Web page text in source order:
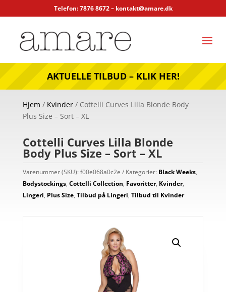
Telefon: 7876 8672 – kontakt@amare.dk
AKTUELLE TILBUD – KLIK HER!
Hjem / Kvinder/ Cottelli Curves Lilla Blonde Body
Plus Size – Sort – XL
Cottelli Curves Lilla Blonde
Body Plus Size – Sort – XL
Varenummer (SKU):f00e068a0c2e Kategorier: Black Weeks,
Bodystockings, Cottelli Collection, Favoritter, Kvinder,
Lingeri, Plus Size, Tilbud på Lingeri, Tilbud til Kvinder